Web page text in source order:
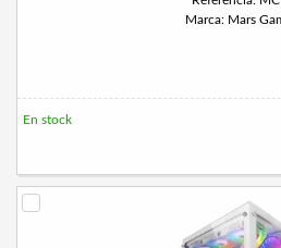
Marca: Mars
En stock